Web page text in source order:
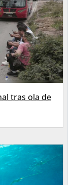
tras ola de